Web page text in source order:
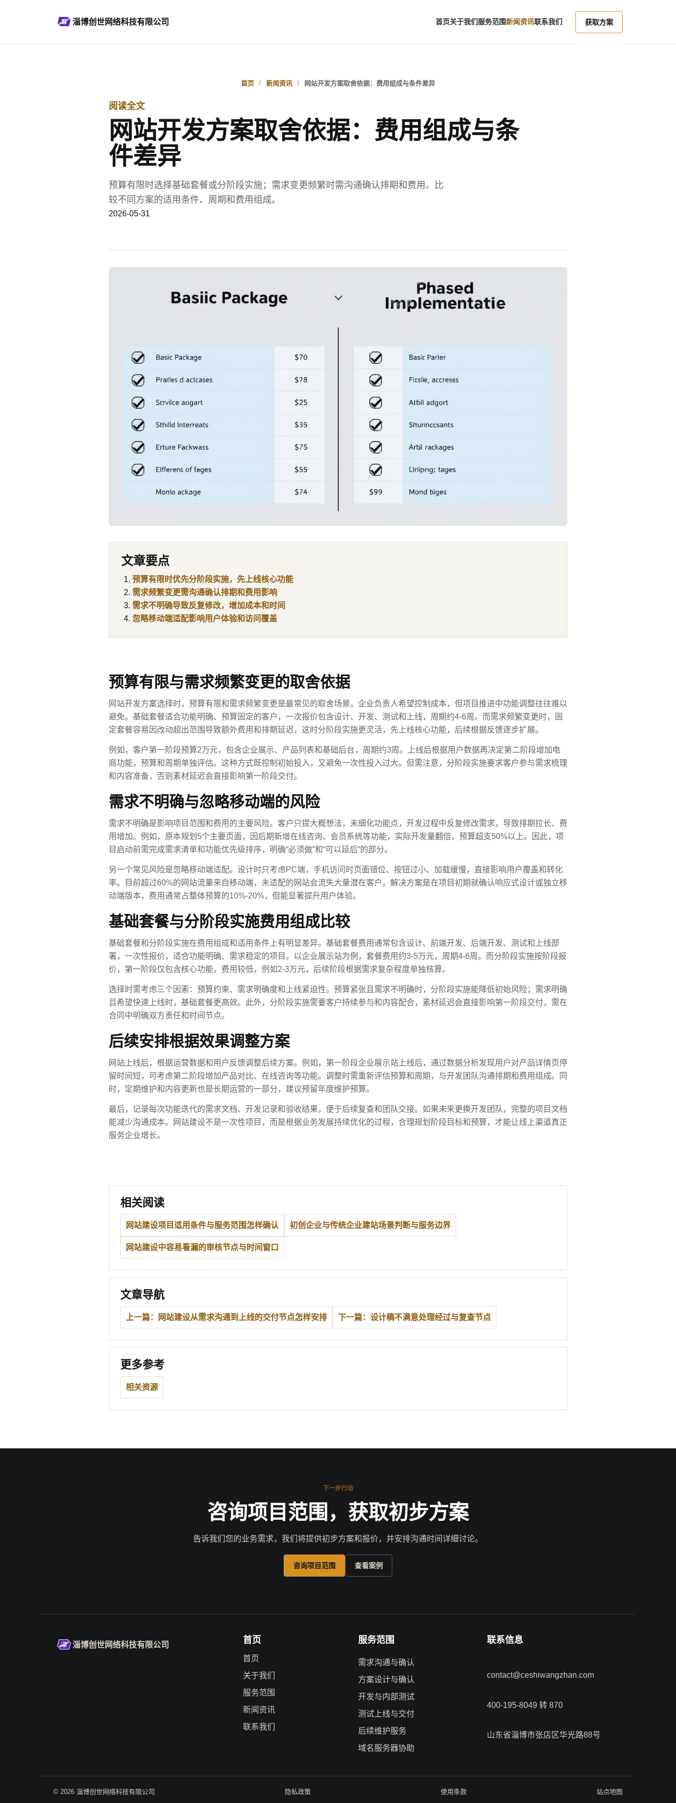
淄博创世网络科技有限公司 首页关于我们服务范围新闻资讯联系我们 获取方案
首页 新闻资讯 网站开发方案取舍依据：费用组成与条件差异
阅读全文
网站开发方案取舍依据：费用组成与条
件差异
预算有限时选择基础套餐或分阶段实施；需求变更频繁时需沟通确认排期和费用。比
较不同方案的适用条件、周期和费用组成。
2026-05-31
文章要点
预算有限时优先分阶段实施，先上线核心功能
需求频繁变更需沟通确认排期和费用影响
需求不明确导致反复修改，增加成本和时间
忽略移动端适配影响用户体验和访问覆盖
预算有限与需求频繁变更的取舍依据
网站开发方案选择时，预算有限和需求频繁变更是最常见的取舍场景。企业负责人希望控制成本，但项目推进中功能调整往往难以
避免。基础套餐适合功能明确、预算固定的客户，一次报价包含设计、开发、测试和上线，周期约4-6周。而需求频繁变更时，固
定套餐容易因改动超出范围导致额外费用和排期延迟，这时分阶段实施更灵活，先上线核心功能，后续根据反馈逐步扩展。
例如，客户第一阶段预算2万元，包含企业展示、产品列表和基础后台，周期约3周。上线后根据用户数据再决定第二阶段增加电
商功能，预算和周期单独评估。这种方式既控制初始投入，又避免一次性投入过大。但需注意，分阶段实施要求客户参与需求梳理
和内容准备，否则素材延迟会直接影响第一阶段交付。
需求不明确与忽略移动端的风险
需求不明确是影响项目范围和费用的主要风险。客户只提大概想法，未细化功能点，开发过程中反复修改需求，导致排期拉长、费
用增加。例如，原本规划5个主要页面，因后期新增在线咨询、会员系统等功能，实际开发量翻倍，预算超支50%以上。因此，项
目启动前需完成需求清单和功能优先级排序，明确“必须做”和“可以延后”的部分。
另一个常见风险是忽略移动端适配。设计时只考虑PC端，手机访问时页面错位、按钮过小、加载缓慢，直接影响用户覆盖和转化
率。目前超过60%的网站流量来自移动端，未适配的网站会流失大量潜在客户。解决方案是在项目初期就确认响应式设计或独立移
动端版本，费用通常占整体预算的10%-20%，但能显著提升用户体验。
基础套餐与分阶段实施费用组成比较
基础套餐和分阶段实施在费用组成和适用条件上有明显差异。基础套餐费用通常包含设计、前端开发、后端开发、测试和上线部
署，一次性报价，适合功能明确、需求稳定的项目。以企业展示站为例，套餐费用约3-5万元，周期4-6周。而分阶段实施按阶段报
价，第一阶段仅包含核心功能，费用较低，例如2-3万元，后续阶段根据需求复杂程度单独核算。
选择时需考虑三个因素：预算约束、需求明确度和上线紧迫性。预算紧张且需求不明确时，分阶段实施能降低初始风险；需求明确
且希望快速上线时，基础套餐更高效。此外，分阶段实施需要客户持续参与和内容配合，素材延迟会直接影响第一阶段交付，需在
合同中明确双方责任和时间节点。
后续安排根据效果调整方案
网站上线后，根据运营数据和用户反馈调整后续方案。例如，第一阶段企业展示站上线后，通过数据分析发现用户对产品详情页停
留时间短，可考虑第二阶段增加产品对比、在线咨询等功能。调整时需重新评估预算和周期，与开发团队沟通排期和费用组成。同
时，定期维护和内容更新也是长期运营的一部分，建议预留年度维护预算。
最后，记录每次功能迭代的需求文档、开发记录和验收结果，便于后续复查和团队交接。如果未来更换开发团队，完整的项目文档
能减少沟通成本。网站建设不是一次性项目，而是根据业务发展持续优化的过程，合理规划阶段目标和预算，才能让线上渠道真正
服务企业增长。
相关阅读
网站建设项目适用条件与服务范围怎样确认 初创企业与传统企业建站场景判断与服务边界
网站建设中容易看漏的审核节点与时间窗口
文章导航
上一篇：网站建设从需求沟通到上线的交付节点怎样安排 下一篇：设计稿不满意处理经过与复查节点
更多参考
相关资源
下一步行动
咨询项目范围，获取初步方案
告诉我们您的业务需求，我们将提供初步方案和报价，并安排沟通时间详细讨论。
咨询项目范围 查看案例
淄博创世网络科技有限公司 首页
首页
关于我们
服务范围
新闻资讯
联系我们
服务范围
需求沟通与确认
方案设计与确认
开发与内部测试
测试上线与交付
后续维护服务
域名服务器协助
联系信息
contact@ceshiwangzhan.com
400-195-8049 转 870
山东省淄博市张店区华光路88号
© 2026 淄博创世网络科技有限公司 隐私政策 使用条款 站点地图